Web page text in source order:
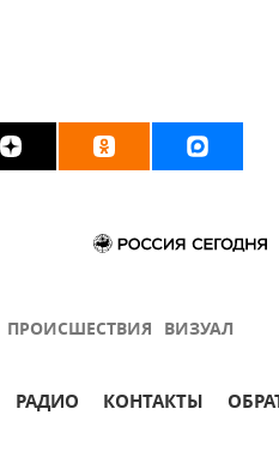
ПРОИСШЕСТВИЯ ВИЗУАЛ
РАДИО КОНТАКТЫ